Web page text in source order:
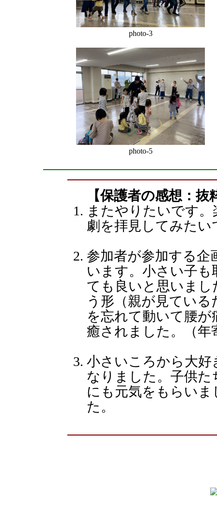
photo-3
photo-5
【保護者の感想：抜
またやりたいです
劇を拝見してみたい
参加者が参加する企
います。小さい子
ても良いと思いま
う形（親が見てい
を忘れて動いて腰
癒されました。（年
小さいころから大
なりました。子供
にも元気をもらい
た。